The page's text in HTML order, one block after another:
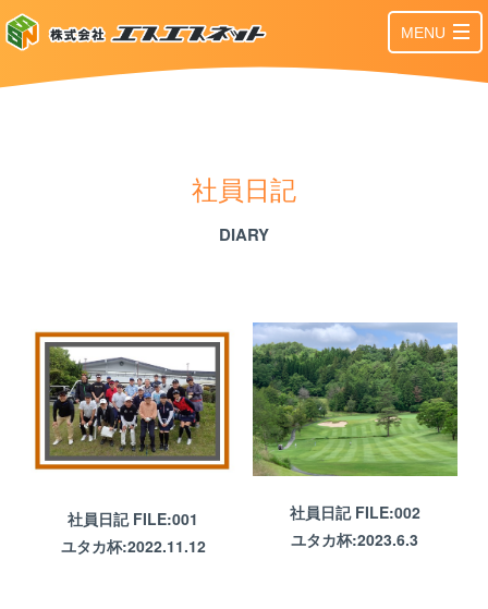
MENU
社員日記
DIARY
社員日記 FILE:001
ユタカ杯:2022.11.12
社員日記 FILE:002
ユタカ杯:2023.6.3